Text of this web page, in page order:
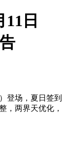
11日
登场，夏日签到
，两界天优化，